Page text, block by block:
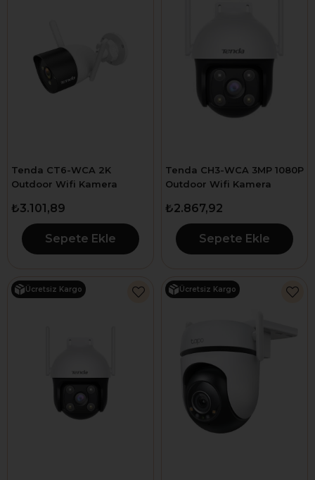
Tenda CT6-WCA 2K
Outdoor Wifi Kamera
₺3.101,89
Sepete Ekle
Tenda CH3-WCA 3MP 1080P
Outdoor Wifi Kamera
₺2.867,92
Sepete Ekle
Ücretsiz Kargo Ücretsiz Kargo